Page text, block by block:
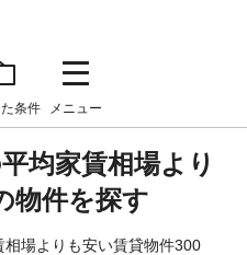
条件 メニュー
均家賃相場より
物件を探す
場よりも安い賃貸物件300